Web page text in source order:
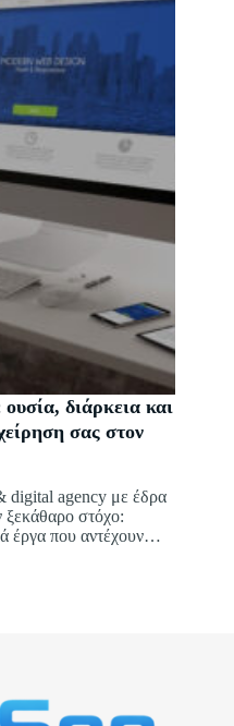
διάρκεια και
σας στον
digital agency με έδρα
στόχο:
έργα που αντέχουν